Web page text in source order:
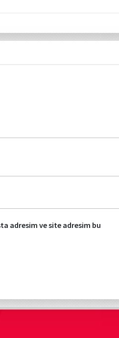
adresim ve site adresim bu